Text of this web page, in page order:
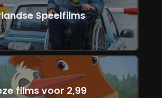
Speelfilms
films voor 2,99